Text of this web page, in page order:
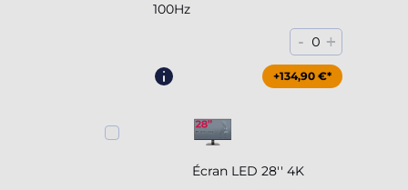
100Hz
- 0 +
+204,90 €*
+134,90 €*
Écran LED 28'' 4K